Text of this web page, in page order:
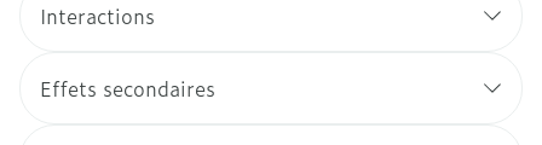
Interactions
Effets secondaires